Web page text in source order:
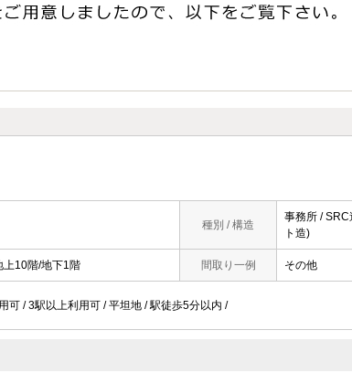
種別 / 構造
事務所 /
ト造)
上10階/地下1階 間取り一例 その他
/ 3駅以上利用可 / 平坦地 / 駅徒歩5分以内 /